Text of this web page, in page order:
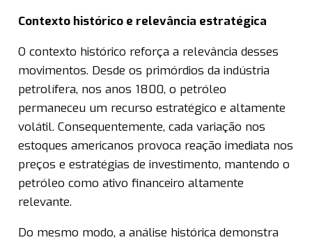
Contexto histórico e relevância estratégica
O contexto histórico reforça a relevância desses
movimentos. Desde os primórdios da indústria
petrolífera, nos anos 1800, o petróleo
permaneceu um recurso estratégico e altamente
volátil. Consequentemente, cada variação nos
estoques americanos provoca reação imediata nos
preços e estratégias de investimento, mantendo o
petróleo como ativo financeiro altamente
relevante.
Do mesmo modo, a análise histórica demonstra